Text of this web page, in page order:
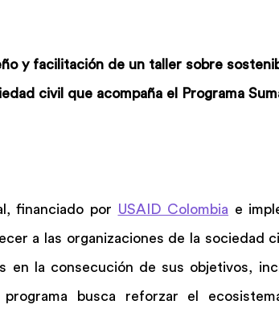
y facilitación de un taller sobre
civil que acompaña el Programa
financiado por USAID Colombia e
a las organizaciones de la sociedad
en la consecución de sus objetivos,
programa busca reforzar el